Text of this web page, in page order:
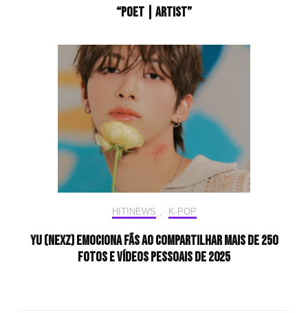
“Poet | Artist”
HIT!NEWS , K-POP
Yu (NEXZ) emociona fãs ao compartilhar mais de 250
fotos e vídeos pessoais de 2025